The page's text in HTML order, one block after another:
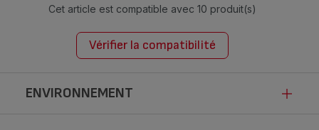
Cet article est compatible avec 10 produit(s)
Vérifier la compatibilité
ENVIRONNEMENT